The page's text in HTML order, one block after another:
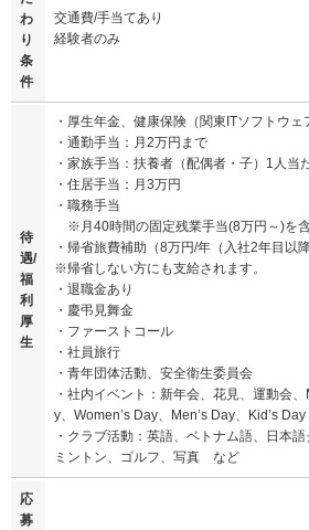
わ
り
条
件
交通費/手当てあり
経験者のみ
待
遇/
福
利
厚
生
・厚生年金、健康保険（関東ITソフトウ
・通勤手当：月2万円まで
・家族手当：扶養者（配偶者・子）1人当
・住居手当：月3万円
・職務手当
※月40時間の固定残業手当(8万円～)を
・帰省旅費補助（8万円/年（入社2年目以
※帰省しない方にも支給されます。
・退職金あり
・慶弔見舞金
・ファーストコール
・社員旅行
・青年団体活動、安全衛生委員会
・社内イベント：新年会、花見、運動会
y、Women’s Day、Men’s Day、Kid’s
・クラブ活動：英語、ベトナム語、日本
ミントン、ゴルフ、写真 など
応
募